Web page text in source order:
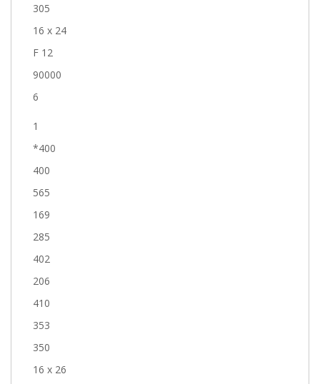
305
16 x 24
F 12
90000
6
1
*400
400
565
169
285
402
206
410
353
350
16 x 26